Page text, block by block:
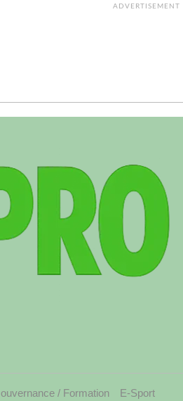
ADVERTISEMENT
/ Formation E-Sport